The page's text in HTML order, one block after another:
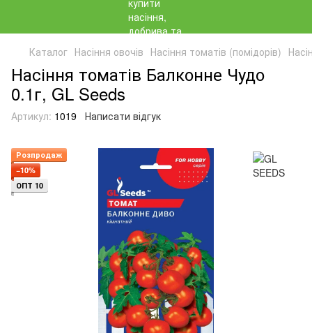
Каталог Насіння овочів Насіння томатів (помідорів)
Насіння томатів Балконне Чудо
0.1г, GL Seeds
Артикул: 1019 Написати відгук
Розпродаж
−10%
ОПТ 10